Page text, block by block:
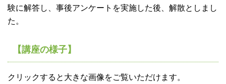
験に解答し、事後アンケートを実施した後、解散としまし
た。
【講座の様子】
クリックすると大きな画像をご覧いただけます。